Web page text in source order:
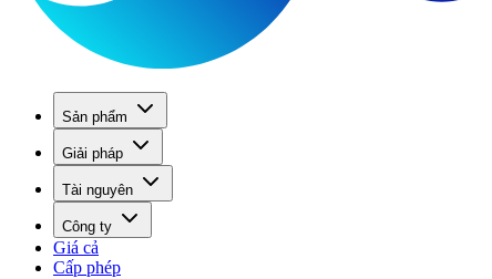
Sản phẩm
Giải pháp
Tài nguyên
Công ty
Giá cả
Cấp phép